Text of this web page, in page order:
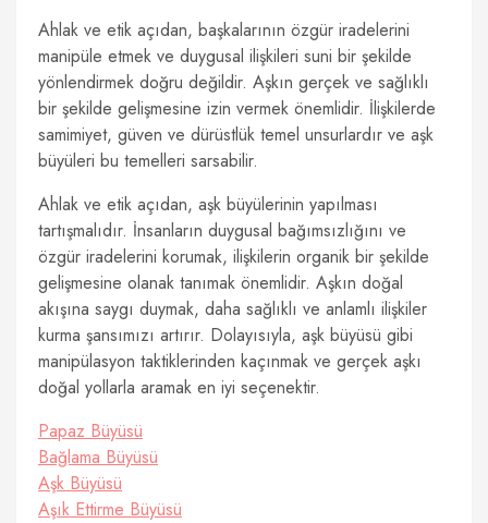
Ahlak ve etik açıdan, başkalarının özgür iradelerini
manipüle etmek ve duygusal ilişkileri suni bir şekilde
yönlendirmek doğru değildir. Aşkın gerçek ve sağlıklı
bir şekilde gelişmesine izin vermek önemlidir. İlişkilerde
samimiyet, güven ve dürüstlük temel unsurlardır ve aşk
büyüleri bu temelleri sarsabilir.
Ahlak ve etik açıdan, aşk büyülerinin yapılması
tartışmalıdır. İnsanların duygusal bağımsızlığını ve
özgür iradelerini korumak, ilişkilerin organik bir şekilde
gelişmesine olanak tanımak önemlidir. Aşkın doğal
akışına saygı duymak, daha sağlıklı ve anlamlı ilişkiler
kurma şansımızı artırır. Dolayısıyla, aşk büyüsü gibi
manipülasyon taktiklerinden kaçınmak ve gerçek aşkı
doğal yollarla aramak en iyi seçenektir.
Papaz Büyüsü
Bağlama Büyüsü
Aşk Büyüsü
Aşık Ettirme Büyüsü